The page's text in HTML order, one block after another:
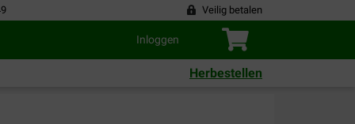
Veilig betalen
Inloggen
Herbestellen